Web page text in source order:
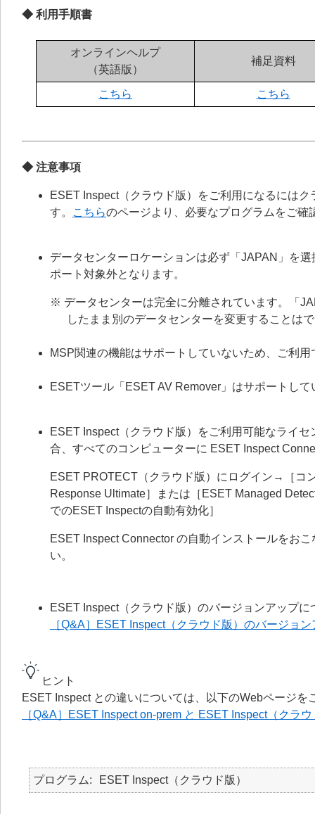
◆ 利用手順書
オンラインヘルプ
（英語版）
補足資料
こちら こちら
◆ 注意事項
ESET Inspect（クラウド版）をご利用になるには
す。
こちらのページより、必要なプログラムをご確
データセンターロケーションは必ず「JAPAN」を
ポート対象外となります。
※ データセンターは完全に分離されています。「
したまま別のデータセンターを変更することは
MSP関連の機能はサポートしていないため、ご利用
ESETツール「ESET AV Remover」はサポートし
ESET Inspect（クラウド版）をご利用可能なライ
合、すべてのコンピューターに ESET Inspect
ESET PROTECT（クラウド版）にログイン→［コ
Response Ultimate］または［ESET Managed
でのESET Inspectの自動有効化］
ESET Inspect Connector の自動インストールをお
い。
ESET Inspect（クラウド版）のバージョンアップ
［Q&A］ESET Inspect（クラウド版）のバージョ
ヒント
ESET Inspect との違いについては、以下のWebページを
［Q&A］ESET Inspect on-prem と ESET Inspect（クラ
プログラム ESET Inspect（クラウド版）